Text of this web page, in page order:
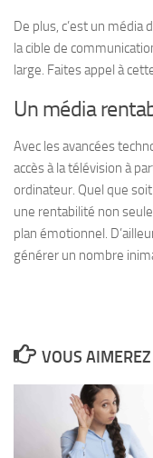
De plus, c’est un média
la cible de
large. Faites appel à
Un média
Avec les avancées
accès à la télévision à
ordinateur. Quel que
une rentabilité non
plan émotionnel.
générer un nombre
VOUS